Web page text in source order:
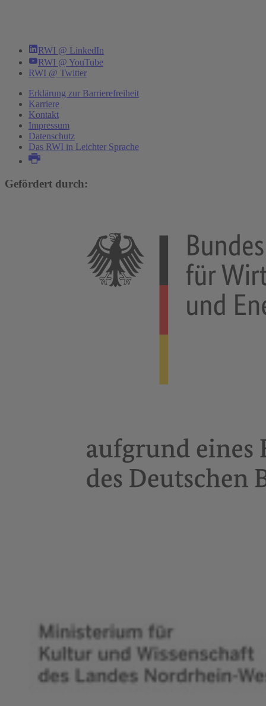
RWI @ LinkedIn
RWI @ YouTube
RWI @ Twitter
Erklärung zur Barrierefreiheit
Karriere
Kontakt
Impressum
Datenschutz
Das RWI in Leichter Sprache
Gefördert durch: